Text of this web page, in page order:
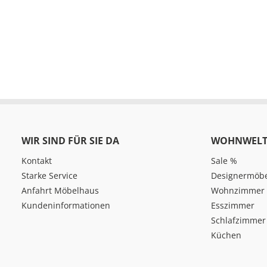
WIR SIND FÜR SIE DA
Kontakt
Starke Service
Anfahrt Möbelhaus
Kundeninformationen
Sale %
Wohnzimmer
Esszimmer
Schlafzimmer
Küchen